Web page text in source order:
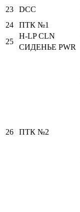
23
DCC
24
ПТК №1
25
H-LP CLN
СИДЕНЬЕ PWR
26 ПТК №2